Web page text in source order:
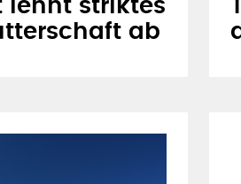
lehnt striktes